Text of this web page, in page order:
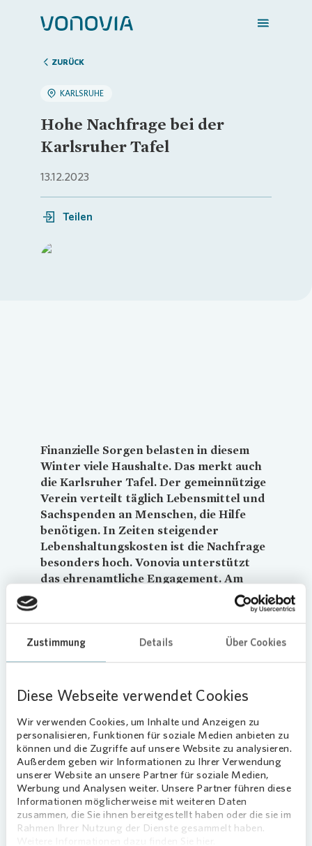
Zustimmung Details Über Cookies
Diese Webseite verwendet Cookies
Wir verwenden Cookies, um Inhalte und Anzeigen zu
personalisieren, Funktionen für soziale Medien anbieten zu
können und die Zugriffe auf unsere Website zu analysieren.
Außerdem geben wir Informationen zu Ihrer Verwendung
unserer Website an unsere Partner für soziale Medien,
Werbung und Analysen weiter. Unsere Partner führen diese
Informationen möglicherweise mit weiteren Daten
zusammen, die Sie ihnen bereitgestellt haben oder die sie im
Rahmen Ihrer Nutzung der Dienste gesammelt haben.
Zuhause finden
Mein Zuhause
Meine Stadt
Weitere Angebote
ZURÜCK
KARLSRUHE
Hohe Nachfrage bei der
Karlsruher Tafel
13.12.2023
Teilen
Finanzielle Sorgen belasten in diesem
Winter viele Haushalte. Das merkt auch
die Karlsruher Tafel. Der gemeinnützige
Verein verteilt täglich Lebensmittel und
Sachspenden an Menschen, die Hilfe
benötigen. In Zeiten steigender
Lebenshaltungskosten ist die Nachfrage
besonders hoch. Vonovia unterstützt
das ehrenamtliche Engagement. Am
Wohnungsunternehmens vor Ort im
Einsatz und halfen beim Sortieren und
der Warenausgabe. Mit im Gepäck: eine
Dringend gesucht: Freiwillige
vor Ort
„Wir haben uns sehr über die Spende und den
engagierten Einsatz vonVonovia gefreut“, sagt
Joachim Ruf von der Tafel Karlsruhe. “Wir suchen
zurzeit dringend Freiwillige und sind für jede
helfende Hand und jeden Euro dankbar.“